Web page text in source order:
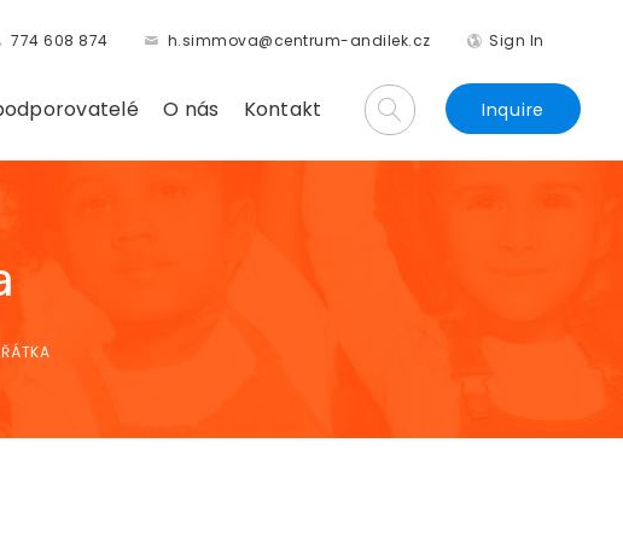
774 608 874 h.simmova@centrum-andilek.cz Sign In
O nás Kontakt Inquire